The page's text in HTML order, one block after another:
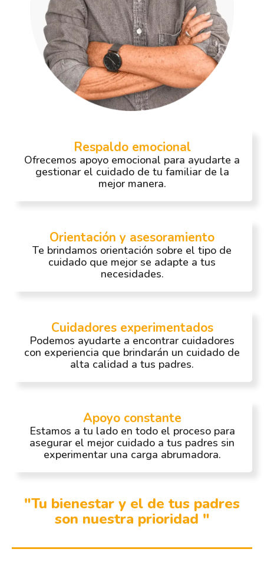
Respaldo emocional
Ofrecemos apoyo emocional para ayudarte a
gestionar el cuidado de tu familiar de la
mejor manera.
Orientación y asesoramiento
Te brindamos orientación sobre el tipo de
cuidado que mejor se adapte a tus
necesidades.
Cuidadores experimentados
Podemos ayudarte a encontrar cuidadores
con experiencia que brindarán un cuidado de
alta calidad a tus padres.
Apoyo constante
Estamos a tu lado en todo el proceso para
asegurar el mejor cuidado a tus padres sin
experimentar una carga abrumadora.
"Tu bienestar y el de tus padres
son nuestra prioridad "